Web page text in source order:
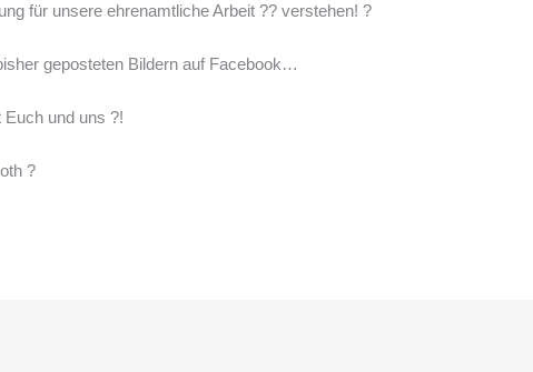
für unsere ehrenamtliche Arbeit?‍? verstehen!?
geposteten Bildern auf Facebook…
Euch und uns?!
?